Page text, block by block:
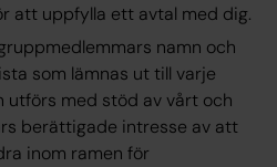
att uppfylla ett avtal med dig.
namn och
som lämnas ut till varje
utförs med stöd av vårt och
berättigade intresse av att
inom ramen för